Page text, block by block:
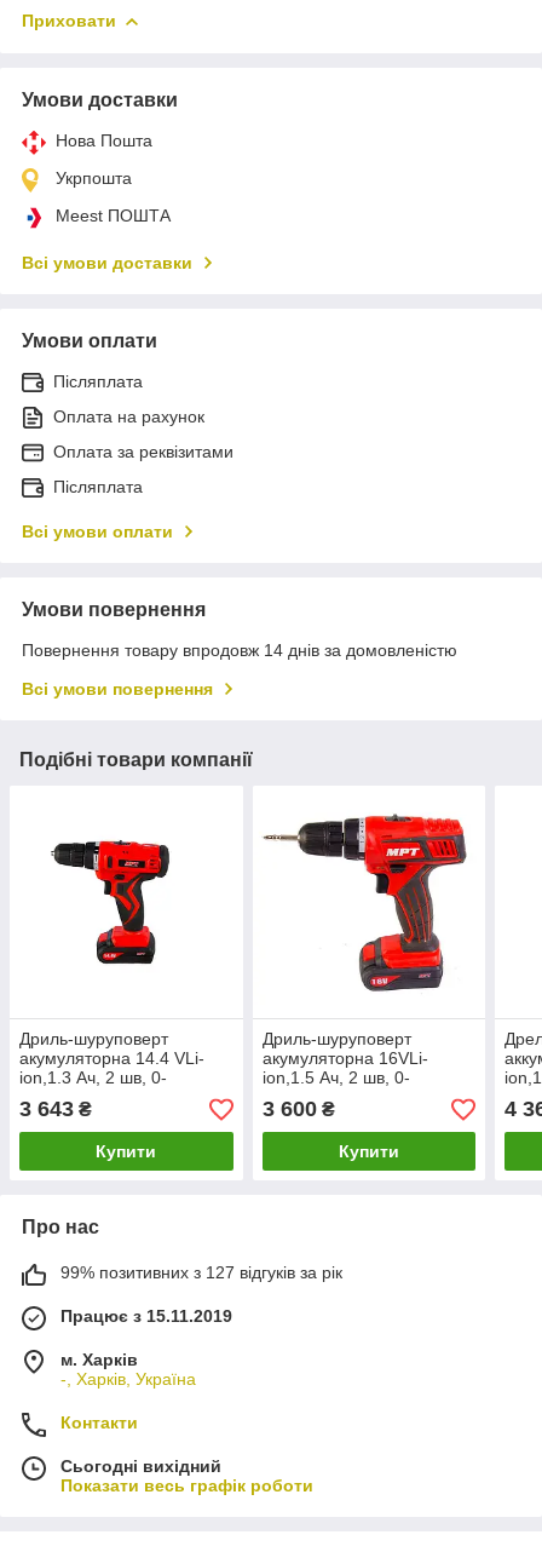
Приховати
Умови доставки
Нова Пошта
Укрпошта
Meest ПОШТА
Всі умови доставки
Умови оплати
Післяплата
Оплата на рахунок
Оплата за реквізитами
Післяплата
Всі умови оплати
Умови повернення
Повернення товару впродовж 14 днів за домовленістю
Всі умови повернення
Подібні товари компанії
Дриль-шуруповерт
акумуляторна 14.4 VLi-
ion,1.3 Ач, 2 шв, 0-
400/1450 об/хв, 10мм,2
АКБ,кейс MPT
MCDT1423.A2
3 643 ₴
Купити
Дриль-шуруповерт
акумуляторна 16VLi-
ion,1.5 Ач, 2 шв, 0-
400/1450 об/хв, 10мм,2
АКБ,кейс MPT
MCDT1626.B2
3 600₴
Купити
4
Про нас
99% позитивних з 127 відгуків за рік
Працює з 15.11.2019
м. Харків
-, Харків, Україна
Контакти
Сьогодні вихідний
Показати весь графік роботи